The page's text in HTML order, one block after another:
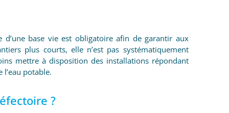
d’une base vie est obligatoire afin de garantir aux
plus courts, elle n’est pas systématiquement
mettre à disposition des installations répondant
potable.
?